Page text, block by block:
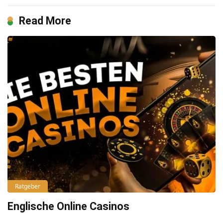
Read More
Ratgeber
Englische Online Casinos